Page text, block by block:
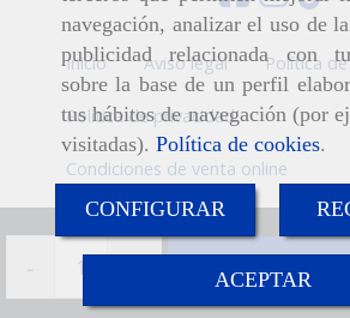
navegación, analizar el uso de
publicidad relacionada con
sobre la base de un perfil
tus hábitos de navegación (por
visitadas). Política de cookies.
CONFIGURAR
ACEPTAR
+
Inicio Aviso legal Política
Política de privacidad
Condiciones de venta online